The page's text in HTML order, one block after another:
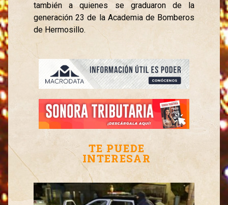
también a quienes se graduaron de la
generación 23 de la Academia de Bomberos
de Hermosillo.
TE PUEDE
INTERESAR